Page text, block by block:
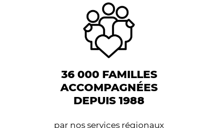
36 000 FAMILLES
ACCOMPAGNÉES
DEPUIS 1988
par nos services régionaux